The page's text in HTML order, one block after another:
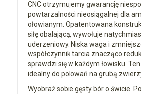
CNC otrzymujemy gwarancję
powtarzalności nieosiągalnej dla
ołowianym. Opatentowana
siłę obalającą, wywołuje
uderzeniowy. Niska waga i
współczynnik tarcia znacząco
sprawdzi się w każdym łowisku.
idealny do polowań na grubą
Wyobraź sobie gęsty bór o świcie.